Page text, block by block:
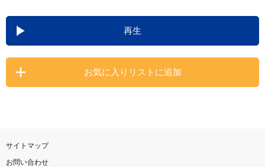
DAMの新曲・ランキングなど
カラオケ最新情報をチェック！
再生
お気に入りリストに追加
サイトマップ
お問い合わせ